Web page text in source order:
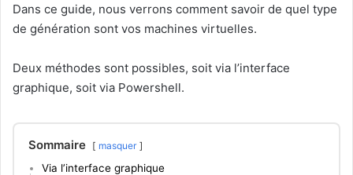
Dans ce guide, nous verrons comment savoir de quel type
de génération sont vos machines virtuelles.
Deux méthodes sont possibles, soit via l’interface
graphique, soit via Powershell.
Sommaire masquer
Via l’interface graphique